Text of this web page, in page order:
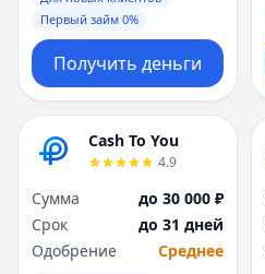
Первый займ 0%
Получить деньги
Cash To You
4.9
Сумма
до 30 000 ₽
Срок
до 31 дней
Одобрение
Среднее